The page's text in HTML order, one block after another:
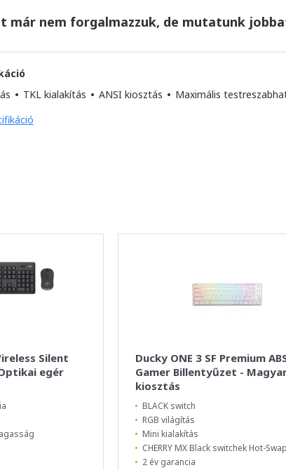
már nem forgalmazzuk, de mutatunk
• TKL kialakítás • ANSI kiosztás • Maximális
Silent
egér
Ducky ONE 3 SF Premium
Gamer Billentyűzet -
kiosztás
BLACK switch
RGB világítás
Mini kialakítás
CHERRY MX Black switchek Hot-Swap
2 év garancia